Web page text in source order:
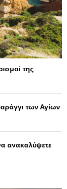
της
των Αγίων
ανακαλύψετε